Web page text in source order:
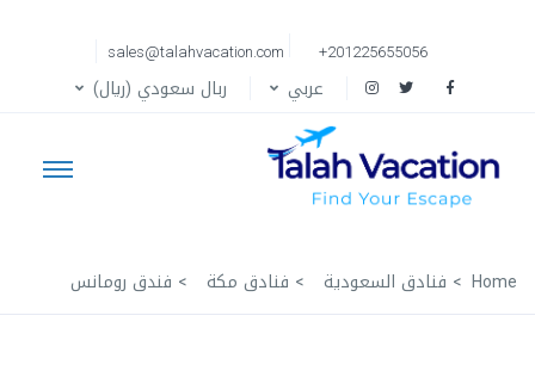
+201225655056
sales@talahvacation.com
عربي ربال سعودي (ريال)
Home فنادق السعودية فنادق مكة فندق رومانس